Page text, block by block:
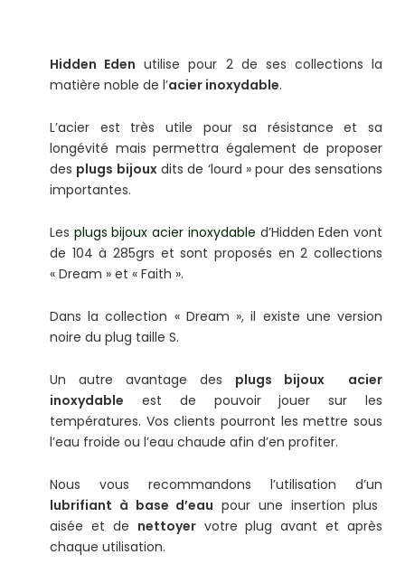
Hidden Eden utilise pour 2 de ses collections la
matière noble de l’acier inoxydable.
L’acier est très utile pour sa résistance et sa
longévité mais permettra également de proposer
des plugs bijouxdits de ‘lourd » pour des sensations
importantes.
Les plugs bijoux acier inoxydable d’Hidden Eden vont
de 104 à 285grs et sont proposés en 2 collections
« Dream » et « Faith ».
Dans la collection « Dream », il existe une version
noire du plug taille S.
Un autre avantage des plugs bijoux acier
inoxydable est de pouvoir jouer sur les
températures. Vos clients pourront les mettre sous
l’eau froide ou l’eau chaude afin d’en profiter.
Nous vous recommandons l’utilisation d’un
lubrifiant à base d’eau pour une insertion plus
aisée et de nettoyervotre plug avant et après
chaque utilisation.